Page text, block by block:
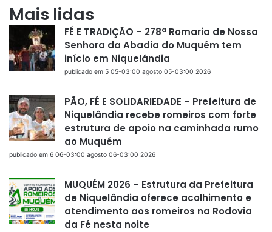
Mais lidas
FÉ E TRADIÇÃO – 278ª Romaria de Nossa
Senhora da Abadia do Muquém tem
início em Niquelândia
publicado em 5 05-03:00 agosto 05-03:00 2026
PÃO, FÉ E SOLIDARIEDADE – Prefeitura de
Niquelândia recebe romeiros com forte
estrutura de apoio na caminhada rumo
ao Muquém
publicado em 6 06-03:00 agosto 06-03:00 2026
MUQUÉM 2026 – Estrutura da Prefeitura
de Niquelândia oferece acolhimento e
atendimento aos romeiros na Rodovia
da Fé nesta noite